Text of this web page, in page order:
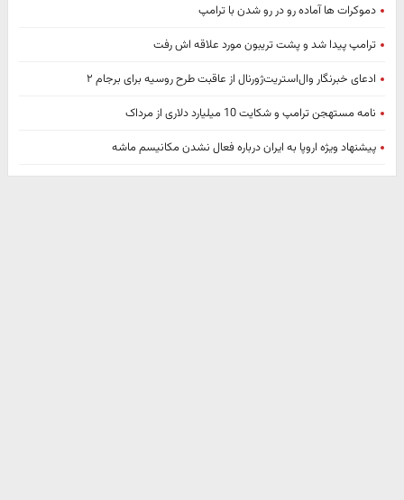
دموکرات ها آماده رو در رو شدن با ترامپ
ترامپ پیدا شد و پشت تریبون مورد علاقه اش رفت
ادعای خبرنگار وال‌استریت‌ژورنال از عاقبت طرح روسیه برای برجام ۲
نامه‌ مستهجن ترامپ و شکایت 10 میلیارد دلاری از مرداک
پیشنهاد ویژه اروپا به ایران درباره فعال نشدن مکانیسم ماشه